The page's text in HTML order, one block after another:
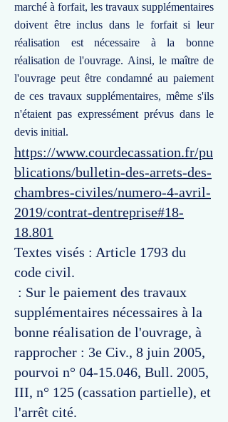
marché à forfait, les travaux supplémentaires
doivent être inclus dans le forfait si leur
réalisation est nécessaire à la bonne
réalisation de l'ouvrage. Ainsi, le maître de
l'ouvrage peut être condamné au paiement
de ces travaux supplémentaires, même s'ils
n'étaient pas expressément prévus dans le
devis initial.
https://www.courdecassation.fr/pu
blications/bulletin-des-arrets-des-
chambres-civiles/numero-4-avril-
2019/contrat-dentreprise#18-
18.801
Textes visés : Article 1793 du
code civil.
: Sur le paiement des travaux
supplémentaires nécessaires à la
bonne réalisation de l'ouvrage, à
rapprocher : 3e Civ., 8 juin 2005,
pourvoi n° 04-15.046, Bull. 2005,
III, n° 125 (cassation partielle), et
l'arrêt cité.